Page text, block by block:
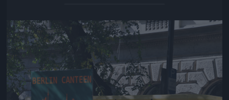
Jön még kép!